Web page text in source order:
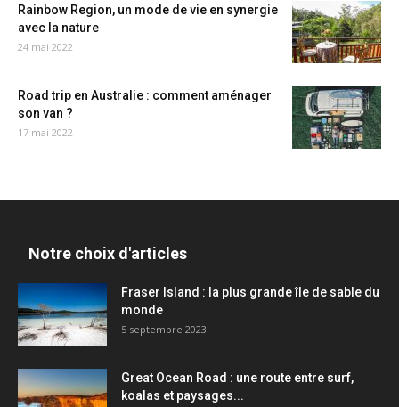
Rainbow Region, un mode de vie en synergie
avec la nature
24 mai 2022
Road trip en Australie : comment aménager
son van ?
17 mai 2022
Notre choix d'articles
Fraser Island : la plus grande île de sable du
monde
5 septembre 2023
Great Ocean Road : une route entre surf,
koalas et paysages...